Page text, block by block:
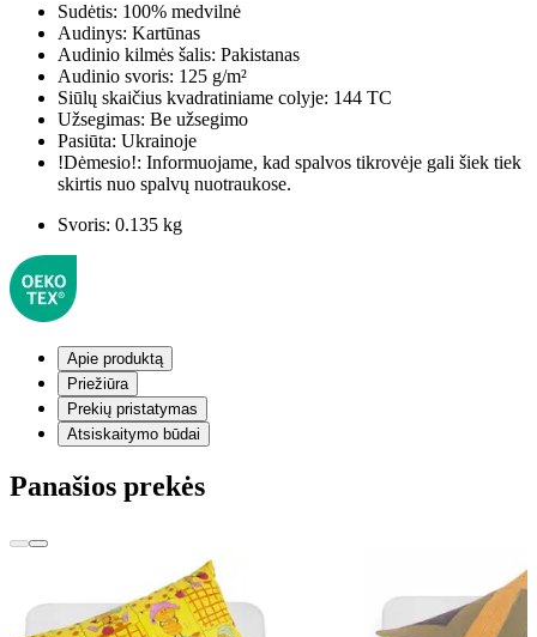
Sudėtis: 100% medvilnė
Audinys: Kartūnas
Audinio kilmės šalis: Pakistanas
Audinio svoris: 125 g/m²
Siūlų skaičius kvadratiniame colyje: 144 TC
Užsegimas: Be užsegimo
Pasiūta: Ukrainoje
!Dėmesio!: Informuojame, kad spalvos tikrovėje gali šiek tiek
skirtis nuo spalvų nuotraukose.
Svoris: 0.135 kg
Apie produktą
Priežiūra
Prekių pristatymas
Atsiskaitymo būdai
Panašios prekės